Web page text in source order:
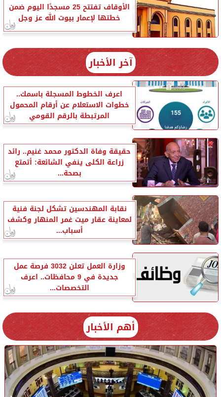
الأوقاف تفتتح 25 مسجدًا اليوم ضمن
خطتها لإعمار بيوت الله عز وجل
آخر الأخبار
اعرف الخطوط المسجلة باسمك..
خطوات الاستعلام عن أرقام المحمول
المرتبطة بالرقم القومي
حقيقة وفاة الدكتور محمد غنيم.. رائد
زراعة الكلى ينفي الشائعة: أتمتع
بصحة...
نقابة المهندسين تشكل لجنة فنية
لمعاينة عقار ميت غمر المنهار وكشف
أسباب...
وزارة العمل تعلن 3032 فرصة عمل
جديدة في 9 محافظات.. اعرف
التخصصات...
أهم الأخبار